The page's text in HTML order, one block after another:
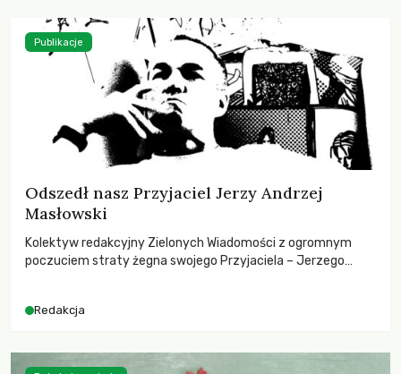
Odszedł nasz Przyjaciel Jerzy Andrzej
Masłowski
Kolektyw redakcyjny Zielonych Wiadomości z ogromnym
poczuciem straty żegna swojego Przyjaciela – Jerzego
Redakcja
Publikacje